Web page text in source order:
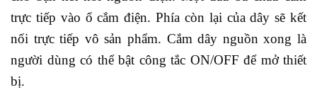
trực tiếp vào ổ cắm điện. Phía còn lại của dây sẽ kết
nối trực tiếp vô sản phẩm. Cắm dây nguồn xong là
người dùng có thể bật công tắc ON/OFF để mở thiết
bị.